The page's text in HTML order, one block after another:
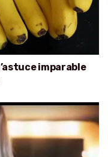
imparable